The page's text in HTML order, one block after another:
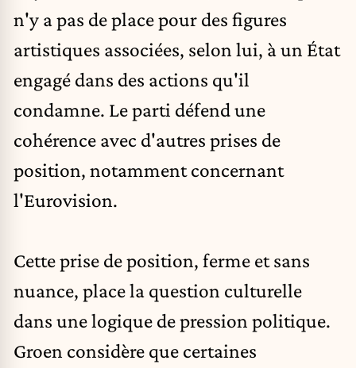
n'y a pas de place pour des figures
artistiques associées, selon lui, à un État
engagé dans des actions qu'il
condamne. Le parti défend une
cohérence avec d'autres prises de
position, notamment concernant
l'Eurovision.
Cette prise de position, ferme et sans
nuance, place la question culturelle
dans une logique de pression politique.
Groen considère que certaines